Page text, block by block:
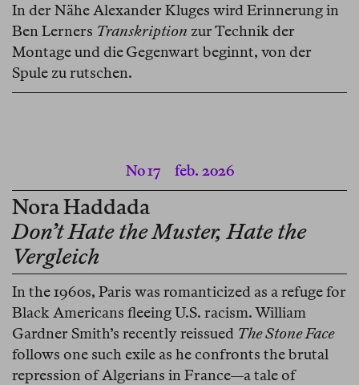
In der Nähe Alexander Kluges wird Erinnerung in
Ben Lerners Transkription zur Technik der
Montage und die Gegenwart beginnt, von der
Spule zu rutschen.
No 17feb. 2026
Nora Haddada
Don’t Hate the Muster, Hate the
Vergleich
In the 1960s, Paris was romanticized as a refuge for
Black Americans fleeing U.S. racism. William
Gardner Smith’s recently reissued The Stone Face
follows one such exile as he confronts the brutal
repression of Algerians in France—a tale of